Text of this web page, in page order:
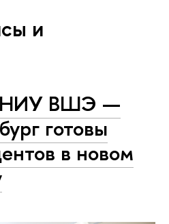
и
НИУ ВШЭ —
готовы
в новом